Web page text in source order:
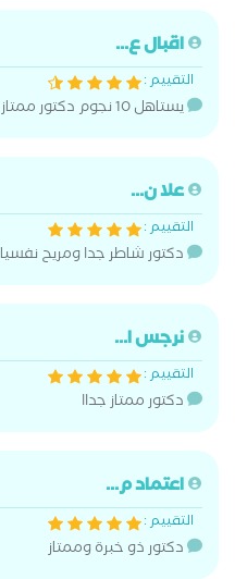
اقبال ع...
التقييم :
يستاهل 10 نجوم دكتور ممتاز جدا ربنا يبارك فيه
علا ن...
التقييم :
دكتور شاطر جدا ومريح نفسيا
نرجس ا...
التقييم :
دكتور ممتاز جداا
اعتماد م...
التقييم :
دكتور ذو خبرة وممتاز